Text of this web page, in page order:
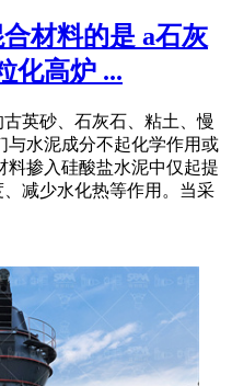
材料的是 a石灰
化高炉 ...
英砂、石灰石、粘土、慢
与水泥成分不起化学作用或
料掺入硅酸盐水泥中仅起提
减少水化热等作用。当采